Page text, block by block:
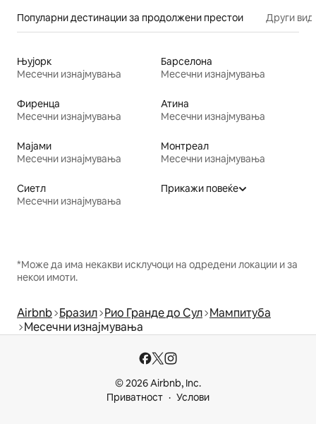
Популарни дестинации за продолжени престои Други
Њујорк
Месечни изнајмувања
Барселона
Месечни изнајмувања
Фиренца
Месечни изнајмувања
Атина
Месечни изнајмувања
Мајами
Месечни изнајмувања
Монтреал
Месечни изнајмувања
Сиетл
Месечни изнајмувања
Прикажи повеќе
*Може да има некакви исклучоци на одредени локации и за
некои имоти.
Airbnb Бразил Рио Гранде до Сул Мампитуба
Месечни изнајмувања
© 2026 Airbnb, Inc.
Приватност
Услови